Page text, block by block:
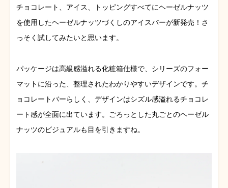
チョコレート、アイス、トッピングすべてにヘーゼルナッツ
を使用したヘーゼルナッツづくしのアイスバーが新発売！さ
っそく試してみたいと思います。
パッケージは高級感溢れる化粧箱仕様で、シリーズのフォー
マットに沿った、整理されたわかりやすいデザインです。チ
ョコレートバーらしく、デザインはシズル感溢れるチョコレ
ート感が全面に出ています。ごろっとした丸ごとのヘーゼル
ナッツのビジュアルも目を引きますね。